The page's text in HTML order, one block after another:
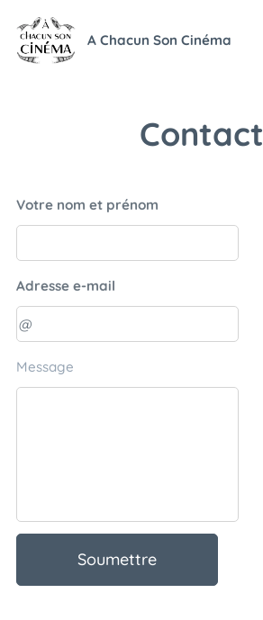
A Chacun Son Cinéma
Contact
Votre nom et prénom
Adresse e-mail
Message
Soumettre